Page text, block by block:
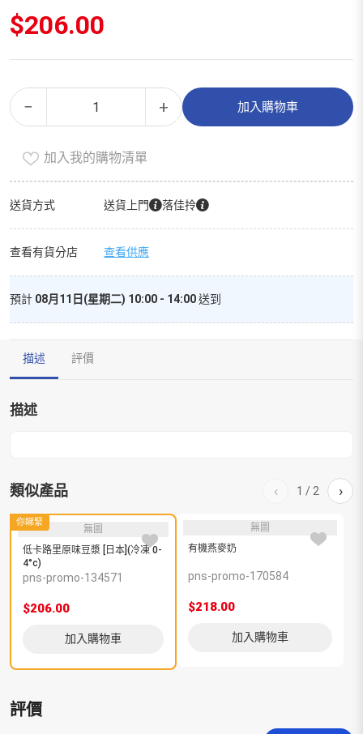
$206.00
−
低
卡
原
味
[日
本]
(冷
凍
4°c)
數
量
+ 加入購物車
Alternative:
加入我的購物清單
送貨方式 送貨上門 落佳拎
查看有貨分店 查看供應
預計 08月11日(星期二) 10:00 - 14:00送到
描述 評價
描述
類似產品 ‹ 1 / 2 ›
你睇緊
無圖
低卡路里原味豆漿 [日本](冷凍 0-
4°c)
pns-promo-134571
$206.00
加入購物車
無圖
有機燕麥奶
pns-promo-170584
$218.00
加入購物車
評價